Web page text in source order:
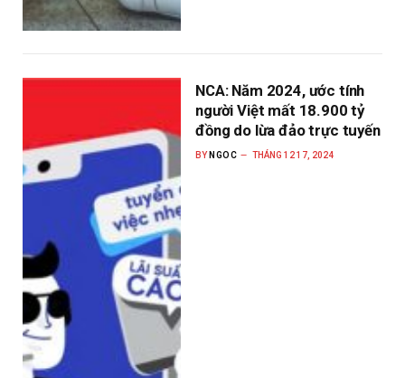
NCA: Năm 2024, ước tính
người Việt mất 18.900 tỷ
đồng do lừa đảo trực tuyến
BY NGOC THÁNG 12 17, 2024